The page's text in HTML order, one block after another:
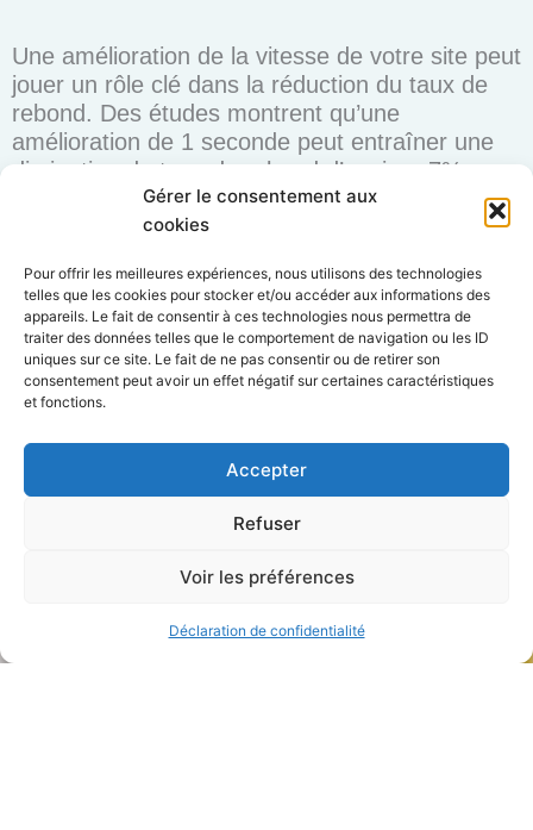
Gérer le consentement aux
cookies
Pour offrir les meilleures expériences, nous utilisons des technologies
telles que les cookies pour stocker et/ou accéder aux informations des
appareils. Le fait de consentir à ces technologies nous permettra de
traiter des données telles que le comportement de navigation ou les ID
uniques sur ce site. Le fait de ne pas consentir ou de retirer son
consentement peut avoir un effet négatif sur certaines caractéristiques
et fonctions.
Accepter
Refuser
Voir les préférences
Déclaration de confidentialité
Une amélioration de la vitesse de votre site peut
jouer un rôle clé dans la réduction du taux de
rebond. Des études montrent qu’une
amélioration de 1 seconde peut entraîner une
diminution du taux de rebond d’environ 7%.
Cette optimisation non seulement retient les
visiteurs, mais renforce également votre
Avant de lancer Google Ads, assurez-vous que
votre site est optimisé. UtilisezPageSpeed
Insightspour évaluer et améliorer la vitesse de
votre site. Un site rapide maximise le succès de
vos investissements publicitaires en ligne.